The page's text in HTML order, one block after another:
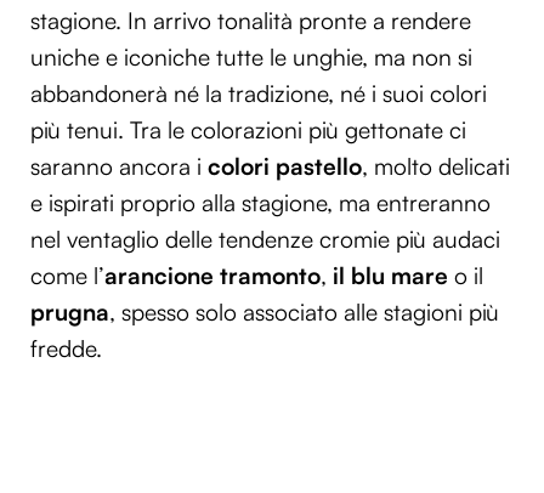
stagione. In arrivo tonalità pronte a rendere
uniche e iconiche tutte le unghie, ma non si
abbandonerà né la tradizione, né i suoi colori
più tenui. Tra le colorazioni più gettonate ci
saranno ancora i colori pastello, molto delicati
e ispirati proprio alla stagione, ma entreranno
nel ventaglio delle tendenze cromie più audaci
come l’arancione tramonto, il blu mare o il
prugna, spesso solo associato alle stagioni più
fredde.